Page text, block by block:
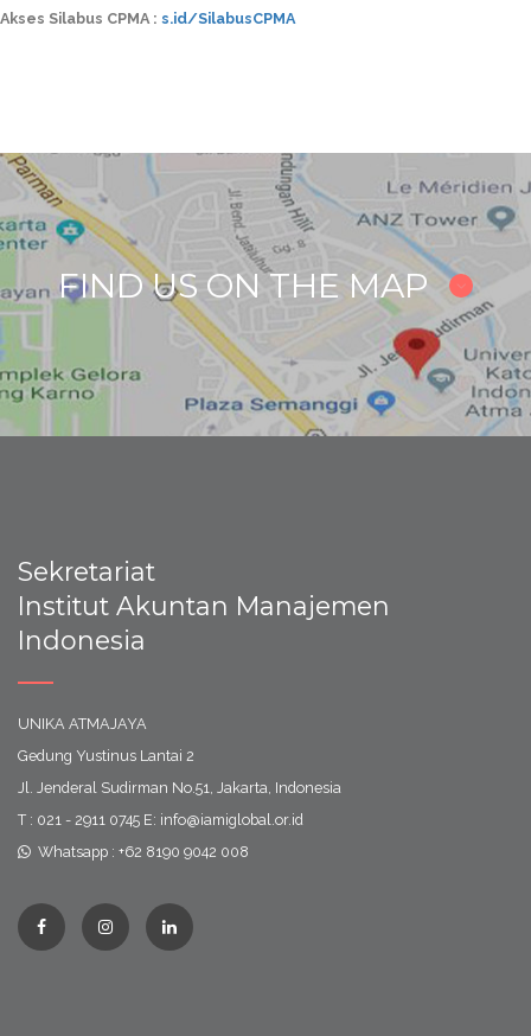
Akses Silabus CPMA : s.id/SilabusCPMA
FIND US ON THE MAP
Sekretariat
Institut Akuntan Manajemen
Indonesia
UNIKA ATMAJAYA
Gedung Yustinus Lantai 2
Jl. Jenderal Sudirman No.51, Jakarta, Indonesia
T : 021 - 2911 0745 E: info@iamiglobal.or.id
Whatsapp : +62 8190 9042 008